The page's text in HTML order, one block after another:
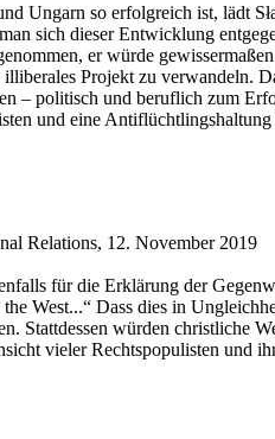
Ungarn so erfolgreich ist, lädt
sich dieser Entwicklung
er würde
Projekt zu verwandeln.
– politisch und beruflich zum
und eine
Relations, 12. November 2019
für die Erklärung der
West...“ Dass dies in
Stattdessen würden
vieler Rechtspopulisten und